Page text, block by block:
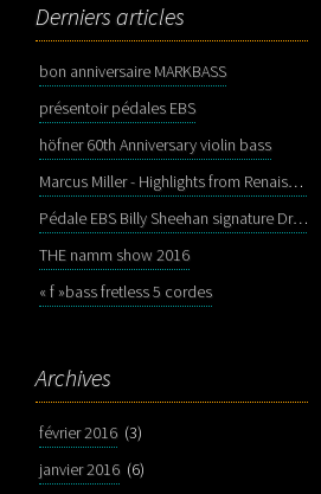
Derniers articles
bon anniversaire MARKBASS
présentoir pédales EBS
höfner 60th Anniversary violin bass
Marcus Miller - Highlights from Renaissance
Pédale EBS Billy Sheehan signature Drive Deluxe
THE namm show 2016
« f »bass fretless 5 cordes
Archives
février 2016 (3)
janvier 2016 (6)